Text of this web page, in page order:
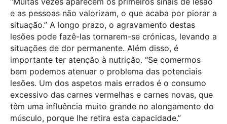
e as pessoas não valorizam, o que acaba por piorar a
situação.” A longo prazo, o agravamento destas
lesões pode fazê-las tornarem-se crónicas, levando a
situações de dor permanente. Além disso, é
importante ter atenção à nutrição. “Se comermos
bem podemos atenuar o problema das potenciais
lesões. Um dos aspetos mais errados é o consumo
excessivo das carnes vermelhas e carnes novas, que
têm uma influência muito grande no alongamento do
músculo, porque lhe retira esta capacidade.”